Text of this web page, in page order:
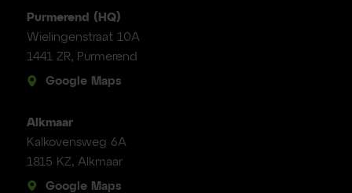
Purmerend (HQ)
Wielingenstraat 10A
1441 ZR, Purmerend
Google Maps
Alkmaar
Kalkovensweg 6A
1815 KZ, Alkmaar
Google Maps